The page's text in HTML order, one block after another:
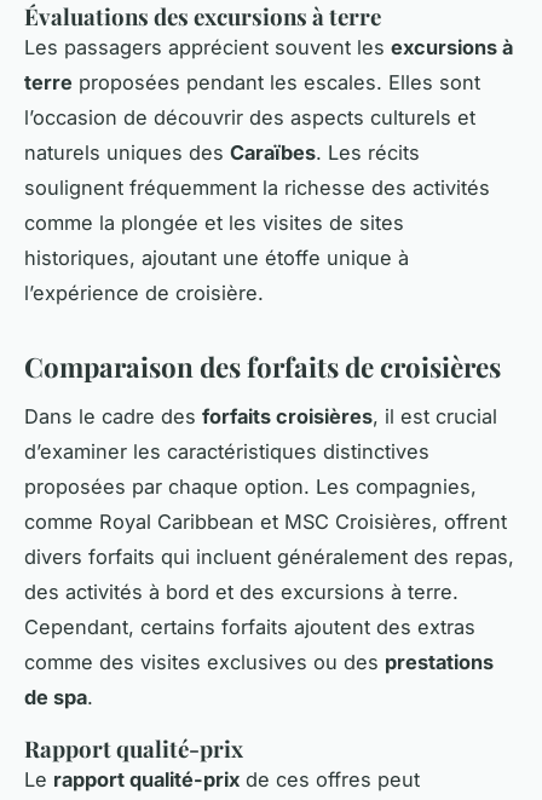
Évaluations des excursions à terre
Les passagers apprécient souvent les excursions à
terre proposées pendant les escales. Elles sont
l’occasion de découvrir des aspects culturels et
naturels uniques des Caraïbes. Les récits
soulignent fréquemment la richesse des activités
comme la plongée et les visites de sites
historiques, ajoutant une étoffe unique à
l’expérience de croisière.
Comparaison des forfaits de croisières
Dans le cadre des forfaits croisières, il est crucial
d’examiner les caractéristiques distinctives
proposées par chaque option. Les compagnies,
comme Royal Caribbean et MSC Croisières, offrent
divers forfaits qui incluent généralement des repas,
des activités à bord et des excursions à terre.
Cependant, certains forfaits ajoutent des extras
comme des visites exclusives ou des prestations
de spa.
Rapport qualité-prix
Le rapport qualité-prix de ces offres peut